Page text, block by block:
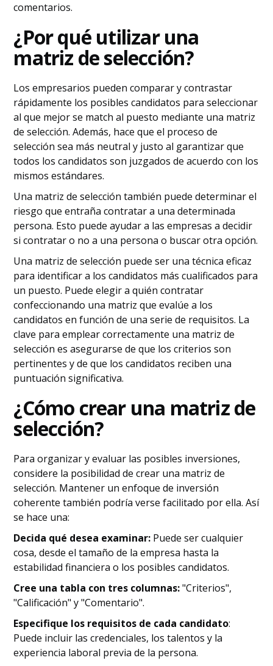
comentarios.
¿Por qué utilizar una
matriz de selección?
Los empresarios pueden comparar y contrastar
rápidamente los posibles candidatos para seleccionar
al que mejor se match al puesto mediante una matriz
de selección. Además, hace que el proceso de
selección sea más neutral y justo al garantizar que
todos los candidatos son juzgados de acuerdo con los
mismos estándares.
Una matriz de selección también puede determinar el
riesgo que entraña contratar a una determinada
persona. Esto puede ayudar a las empresas a decidir
si contratar o no a una persona o buscar otra opción.
Una matriz de selección puede ser una técnica eficaz
para identificar a los candidatos más cualificados para
un puesto. Puede elegir a quién contratar
confeccionando una matriz que evalúe a los
candidatos en función de una serie de requisitos. La
clave para emplear correctamente una matriz de
selección es asegurarse de que los criterios son
pertinentes y de que los candidatos reciben una
puntuación significativa.
¿Cómo crear una matriz de
selección?
Para organizar y evaluar las posibles inversiones,
considere la posibilidad de crear una matriz de
selección. Mantener un enfoque de inversión
coherente también podría verse facilitado por ella. Así
se hace una:
Decida qué desea examinar: Puede ser cualquier
cosa, desde el tamaño de la empresa hasta la
estabilidad financiera o los posibles candidatos.
Cree una tabla con tres columnas:"Criterios",
"Calificación" y "Comentario".
Especifique los requisitos de cada candidato:
Puede incluir las credenciales, los talentos y la
experiencia laboral previa de la persona.